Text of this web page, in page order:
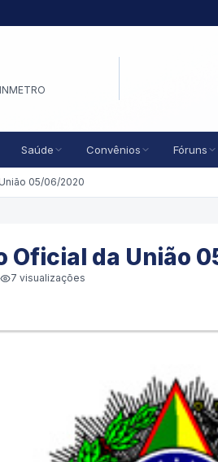
Saúde Convênios Fóruns
05/06/2020
Oficial da União
7 visualizações